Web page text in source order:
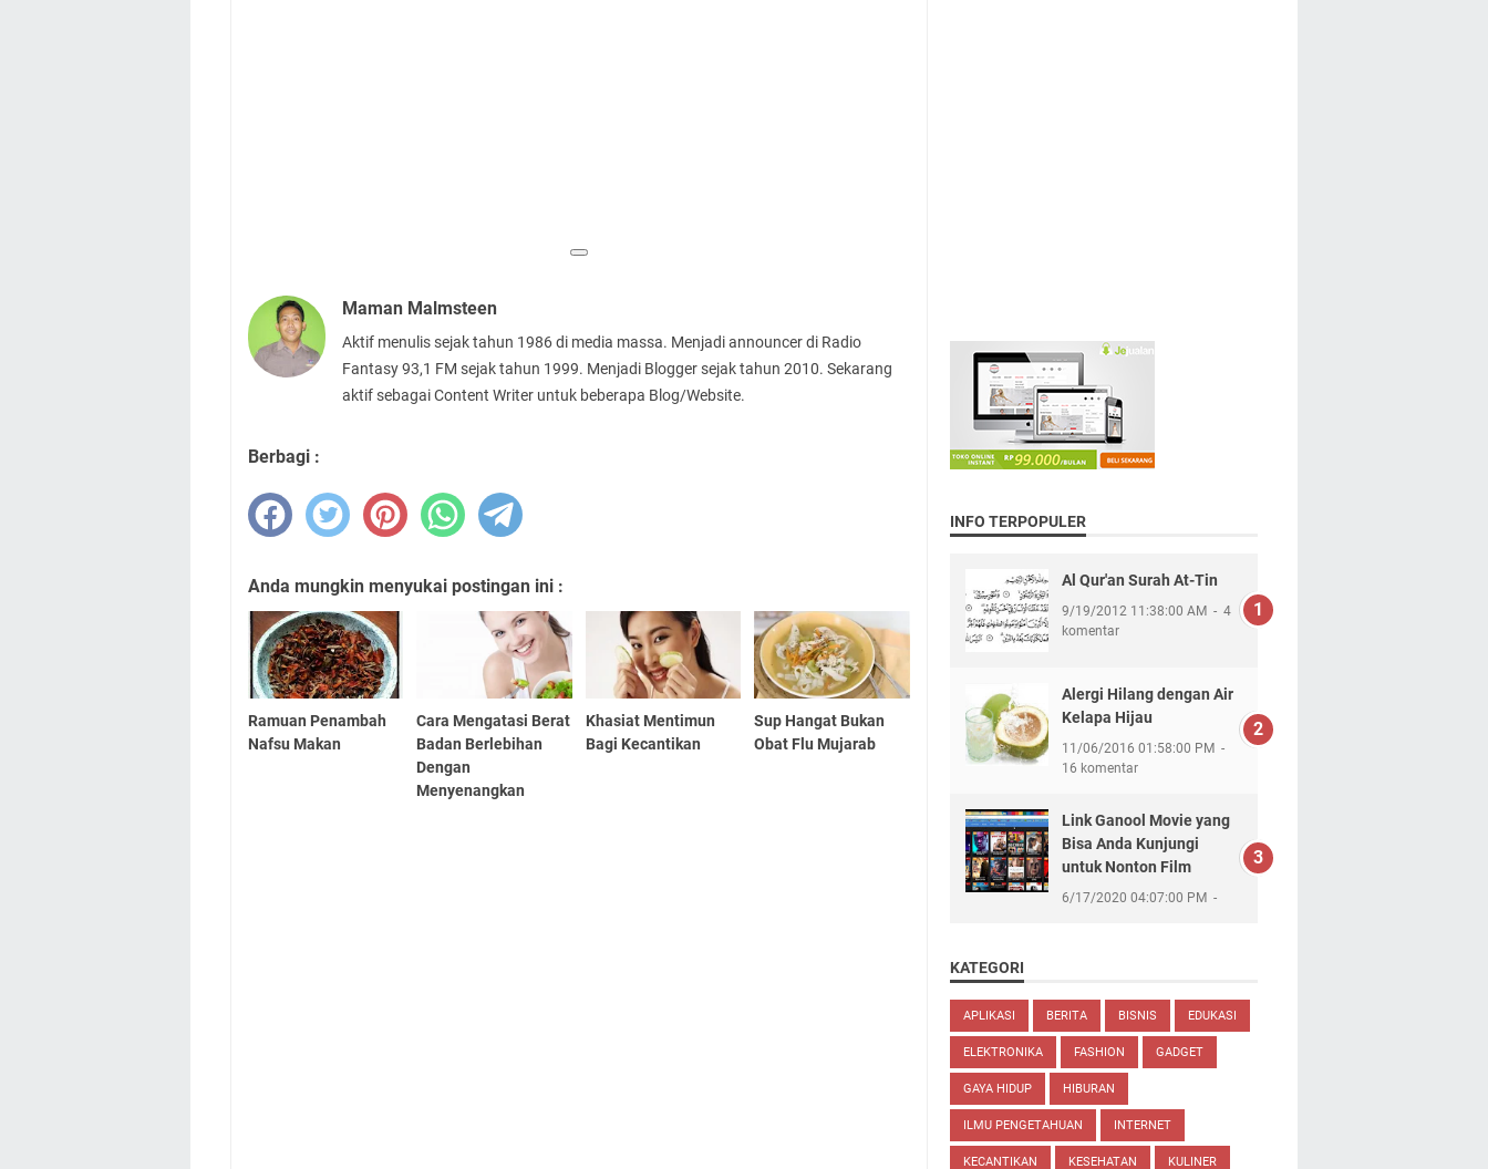
Maman Malmsteen
Aktif menulis sejak tahun 1986 di media massa. Menjadi announcer di Radio
Fantasy 93,1 FM sejak tahun 1999. Menjadi Blogger sejak tahun 2010. Sekarang
aktif sebagai Content Writer untuk beberapa Blog/Website.
Berbagi :
Anda mungkin menyukai postingan ini :
Ramuan Penambah
Nafsu Makan
Cara Mengatasi Berat
Badan Berlebihan
Dengan
Menyenangkan
Khasiat Mentimun
Bagi Kecantikan
Sup Hangat Bukan
Obat Flu Mujarab
INFO TERPOPULER
Al Qur'an Surah At-Tin
9/19/2012 11:38:00 AM
4
komentar
Alergi Hilang dengan Air
Kelapa Hijau
11/06/2016 01:58:00 PM
16 komentar
Link Ganool Movie yang
Bisa Anda Kunjungi
untuk Nonton Film
6/17/2020 04:07:00 PM
KATEGORI
APLIKASI BERITA BISNIS EDUKASI
ELEKTRONIKA FASHION GADGET
GAYA HIDUP HIBURAN
ILMU PENGETAHUAN INTERNET
KECANTIKAN KESEHATAN KULINER